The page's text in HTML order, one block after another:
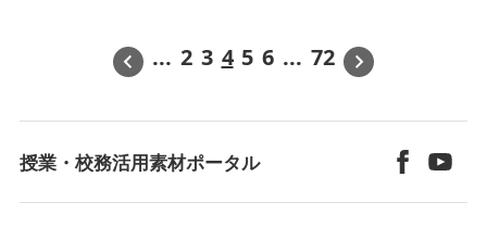
... 2 3 4 5 6 ... 72
授業・校務活用素材ポータル